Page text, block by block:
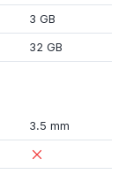
3 GB
32 GB
3.5 mm